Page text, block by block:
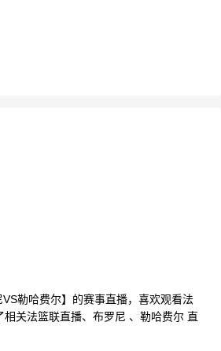
勒哈费尔】的赛事直播，喜欢观看法
关法篮联直播、布罗尼 、勒哈费尔 直